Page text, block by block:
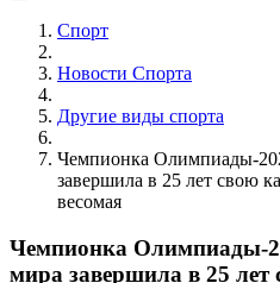
Спорт
Новости Cпорта
Другие виды спорта
Чемпионка Олимпиады-
завершила в 25 лет свою
весомая
Чемпионка Олимпиады-
мира завершила в 25 лет